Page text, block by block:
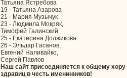
Татьяна Ястребова
19 - Татьяна Азарова
21 - Мария Музычук
23 - Людмила Мокряк,
Тимофей Галинский
25 - Екатерина Должикова
26 - Эльдар Гасанов,
Евгений Наливайко,
Сергей Павлов
Наш сайт присоединяется к общему хору
здравиц в честь именинников!